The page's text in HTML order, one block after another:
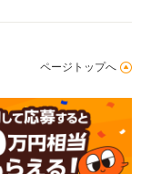
ページトップへ